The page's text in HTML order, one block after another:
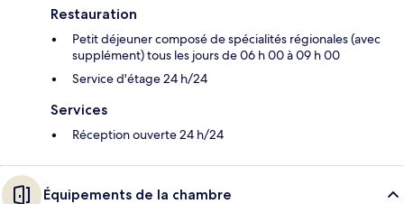
Restauration
Petit déjeuner composé de spécialités régionales (avec
supplément) tous les jours de 06 h 00 à 09 h 00
Service d'étage 24 h/24
Services
Réception ouverte 24 h/24
Équipements de la chambre